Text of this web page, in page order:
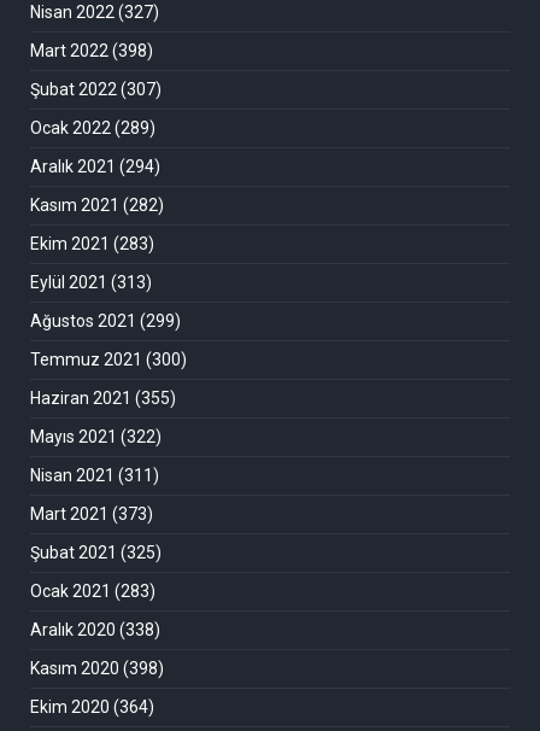
Nisan 2022 (327)
Mart 2022 (398)
Şubat 2022 (307)
Ocak 2022 (289)
Aralık 2021 (294)
Kasım 2021 (282)
Ekim 2021 (283)
Eylül 2021 (313)
Ağustos 2021 (299)
Temmuz 2021 (300)
Haziran 2021 (355)
Mayıs 2021 (322)
Nisan 2021 (311)
Mart 2021 (373)
Şubat 2021 (325)
Ocak 2021 (283)
Aralık 2020 (338)
Kasım 2020 (398)
Ekim 2020 (364)